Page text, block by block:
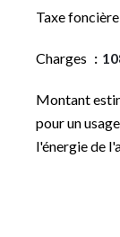
Taxe foncière
Charges
Montant
pour un
l'énergie de